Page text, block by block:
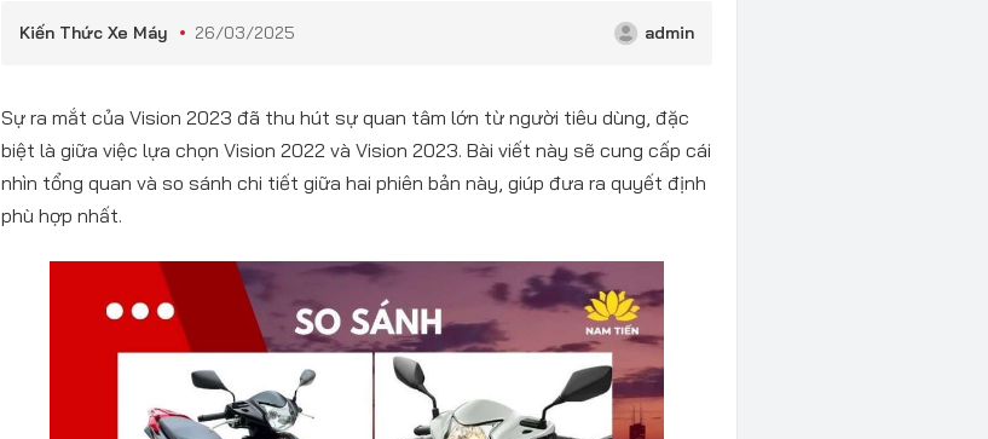
Kiến Thức Xe Máy 26/03/2025 admin
Sự ra mắt của Vision 2023 đã thu hút sự quan tâm lớn từ người tiêu dùng, đặc
biệt là giữa việc lựa chọn Vision 2022 và Vision 2023. Bài viết này sẽ cung cấp cái
nhìn tổng quan và so sánh chi tiết giữa hai phiên bản này, giúp đưa ra quyết định
phù hợp nhất.​